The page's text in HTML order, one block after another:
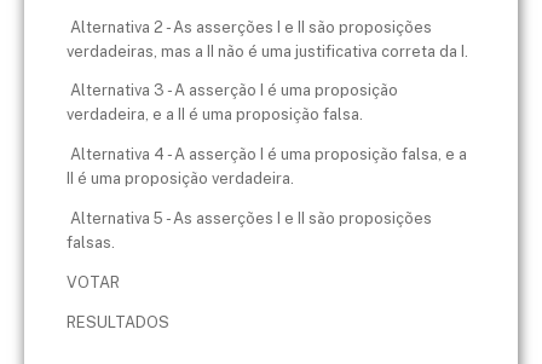
Alternativa 2 - As asserções I e II são proposições
verdadeiras, mas a II não é uma justificativa correta da I.
Alternativa 3 - A asserção I é uma proposição
verdadeira, e a II é uma proposição falsa.
Alternativa 4 - A asserção I é uma proposição falsa, e a
II é uma proposição verdadeira.
Alternativa 5 - As asserções I e II são proposições
falsas.
VOTAR
RESULTADOS